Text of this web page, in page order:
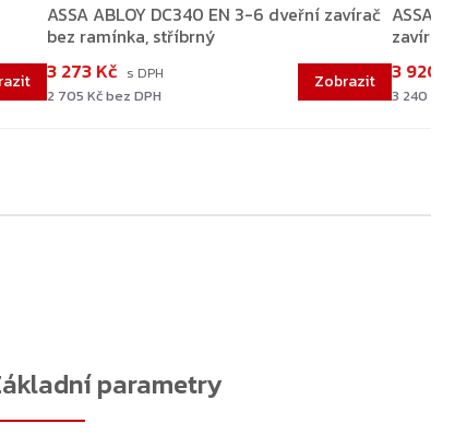
ASSA ABLOY DC340 EN 3-6 dveřní zavírač
bez ramínka, stříbrný
2 705 Kč bez DPH
3 273 Kč
ASSA
3 240 Kč
3 920